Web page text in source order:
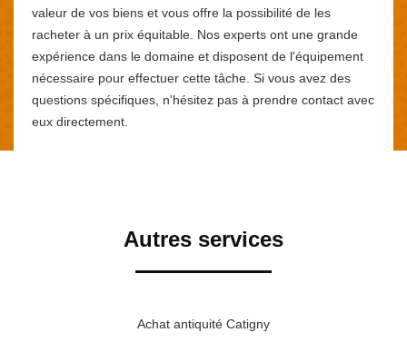
valeur de vos biens et vous offre la possibilité de les
racheter à un prix équitable. Nos experts ont une grande
expérience dans le domaine et disposent de l'équipement
nécessaire pour effectuer cette tâche. Si vous avez des
questions spécifiques, n'hésitez pas à prendre contact avec
eux directement.
Autres services
Achat antiquité Catigny